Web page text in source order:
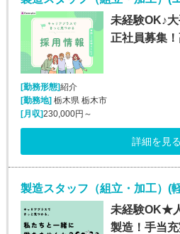
未経験OK♪
正社員募集
[勤務形態]紹介
[勤務地] 栃木県 栃木市
[月収]230,000円～
詳細を見る
未経験OK★
製造！手当